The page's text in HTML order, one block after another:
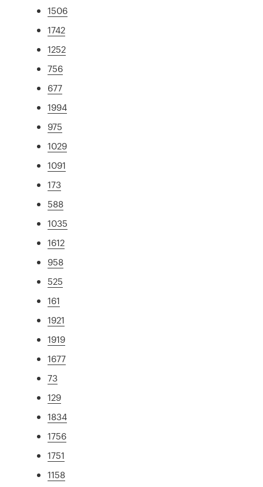
1506
1742
1252
756
677
1994
975
1029
1091
173
588
1035
1612
958
525
161
1921
1919
1677
73
129
1834
1756
1751
1158